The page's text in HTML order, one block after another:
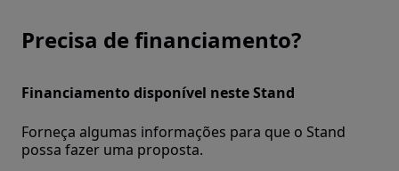
Precisa de financiamento?
Financiamento disponível neste Stand
Forneça algumas informações para que o Stand
possa fazer uma proposta.